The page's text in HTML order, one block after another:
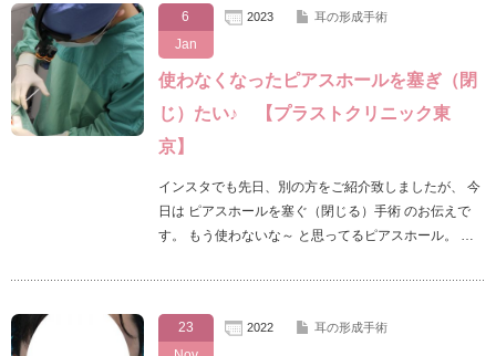
6
Jan
2023 耳の形成手術
使わなくなったピアスホールを塞ぎ（閉
じ）たい♪ 【プラストクリニック東
京】
インスタでも先日、別の方をご紹介致しましたが、 今
日は ピアスホールを塞ぐ（閉じる）手術 のお伝えで
す。 もう使わないな～ と思ってるピアスホール。 …
23
2022 耳の形成手術